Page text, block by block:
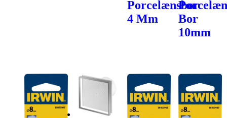
Porcelænsbor
4 Mm
Bor
10mm